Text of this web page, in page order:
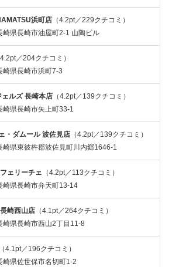
浜町店 （4.2pt／229クチコミ）
崎県長崎市油屋町2-1 山陶ビル
4.2pt／204クチコミ）
県長崎市浜町7-3
ェルズ 長崎本店 （4.2pt／139クチコミ）
崎県長崎市矢上町33-1
・ダムール 波佐見店 （4.2pt／139クチコミ）
崎県東彼杵郡波佐見町川内郷1646-1
ェリーチェ （4.2pt／113クチコミ）
崎県長崎市弁天町13-14
崎西山店 （4.1pt／264クチコミ）
崎県長崎市西山2丁目11-8
（4.1pt／196クチコミ）
県佐世保市名切町1-2